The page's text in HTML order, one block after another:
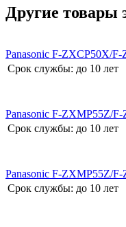
Другие товары
Panasonic F-ZXCP50X/
Срок службы: до 10 лет
Panasonic F-ZXMP55Z/
Срок службы: до 10 лет
Panasonic F-ZXMP55Z/
Срок службы: до 10 лет